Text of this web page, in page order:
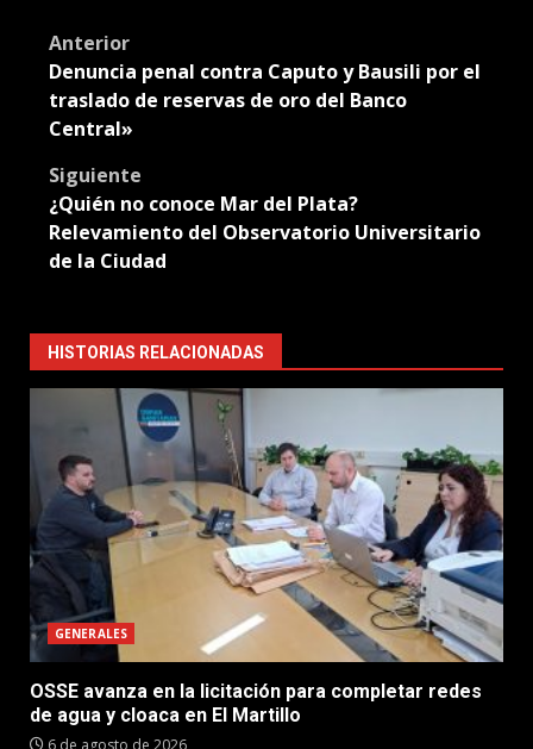
Post
navigation
Anterior
Denuncia penal contra Caputo y Bausili por el
traslado de reservas de oro del Banco
Central»
Siguiente
¿Quién no conoce Mar del Plata?
Relevamiento del Observatorio Universitario
de la Ciudad
HISTORIAS RELACIONADAS
GENERALES
OSSE avanza en la licitación para completar redes
de agua y cloaca en El Martillo
6 de agosto de 2026